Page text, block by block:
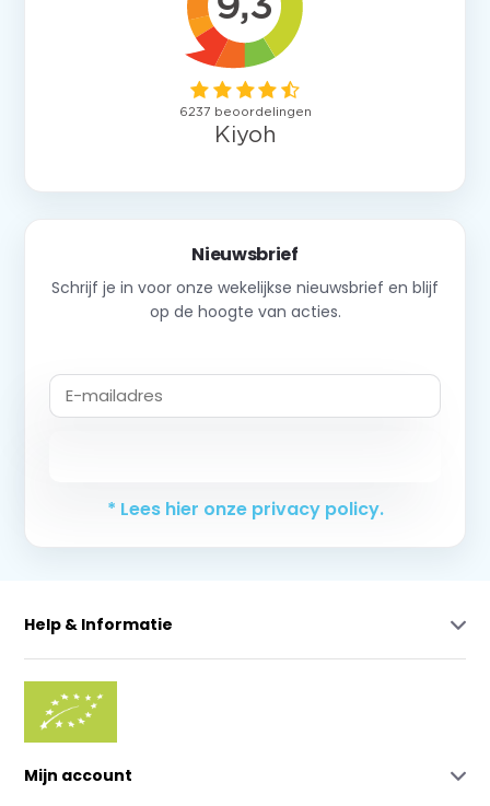
Nieuwsbrief
Schrijf je in voor onze wekelijkse nieuwsbrief en blijf
op de hoogte van acties.
* Lees hier onze privacy policy.
Help & Informatie
Mijn account